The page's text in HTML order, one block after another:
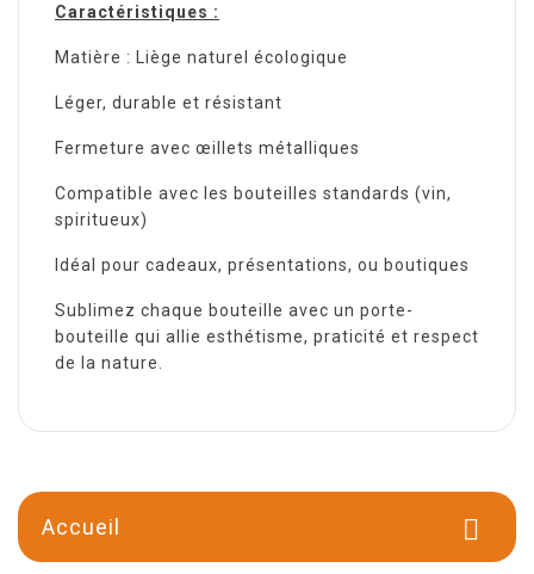
Caractéristiques :
Matière : Liège naturel écologique
Léger, durable et résistant
Fermeture avec œillets métalliques
Compatible avec les bouteilles standards (vin,
spiritueux)
Idéal pour cadeaux, présentations, ou boutiques
Sublimez chaque bouteille avec un porte-
bouteille qui allie esthétisme, praticité et respect
de la nature.
Accueil 